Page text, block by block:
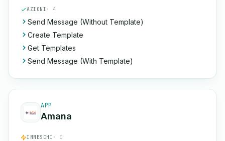
AZIONI · 4
Send Message (Without Template)
Create Template
Get Templates
Send Message (With Template)
APP
Amana
INNESCHI · 0